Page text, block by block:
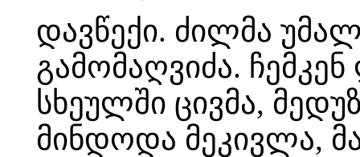
დავწექი. ძილმა
გამომაღვიძა.
სხეულში ცივმა,
მინდოდა მეკივლა,